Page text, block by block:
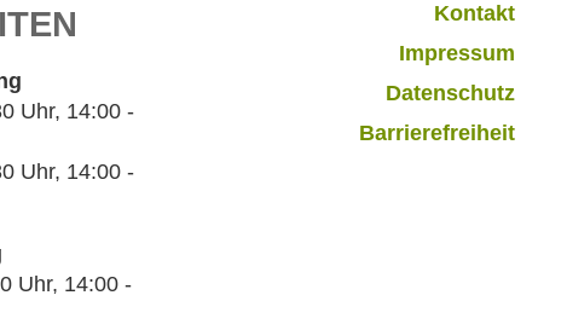
14:00 -
Uhr, 14:00 -
Uhr, 14:00 -
Kontakt
Impressum
Datenschutz
Barrierefreiheit